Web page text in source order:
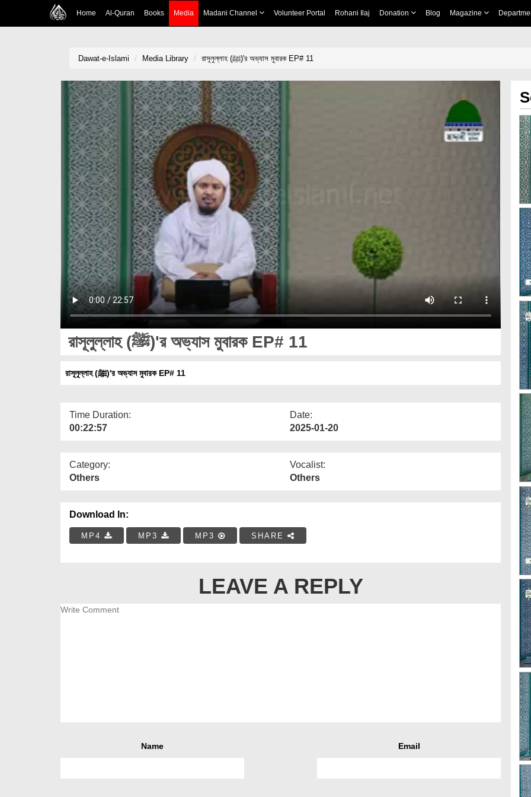
Home Al-Quran Books Media Madani Channel Volunteer Portal Rohani Ilaj Donation Blog Magazine
Dawat-e-Islami Media Library রাসূলুল্লাহ (ﷺ)'র অভ্যাস মুবারক EP# 11
রাসূলুল্লাহ (ﷺ)'র অভ্যাস মুবারক EP# 11
রাসূলুল্লাহ (ﷺ)'র অভ্যাস মুবারক EP# 11
Time Duration:
00:22:57
Date:
2025-01-20
Category:
Others
Vocalist:
Others
Download In:
MP4 MP3 MP3 SHARE
LEAVE A REPLY
Name Email